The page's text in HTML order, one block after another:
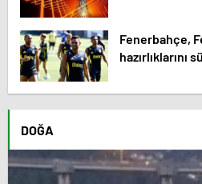
Fenerbahçe,
hazırlıklarını
DOĞA